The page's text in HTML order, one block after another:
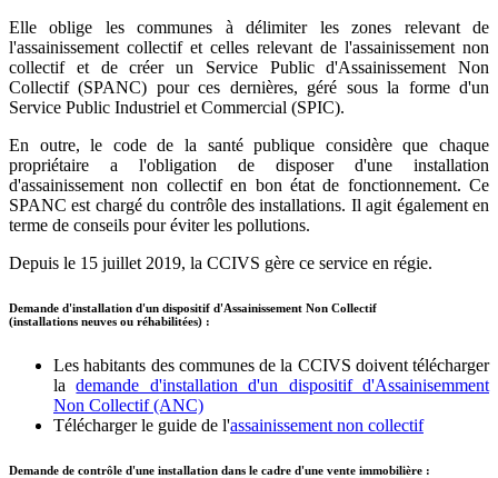
Elle oblige les communes à délimiter les zones relevant de
l'assainissement collectif et celles relevant de l'assainissement non
collectif et de créer un Service Public d'Assainissement Non
Collectif (SPANC) pour ces dernières, géré sous la forme d'un
Service Public Industriel et Commercial (SPIC).
En outre, le code de la santé publique considère que chaque
propriétaire a l'obligation de disposer d'une installation
d'assainissement non collectif en bon état de fonctionnement. Ce
SPANC est chargé du contrôle des installations. Il agit également en
terme de conseils pour éviter les pollutions.
Depuis le 15 juillet 2019, la CCIVS gère ce service en régie.
Demande d'installation d'un dispositif d'Assainissement Non Collectif
(installations neuves ou réhabilitées) :
Les habitants des communes de la CCIVS doivent télécharger
lademande d'installation d'un dispositif d'Assainisemment
Non Collectif (ANC)
Télécharger le guide de l'assainissement non collectif
Demande de contrôle d'une installation dans le cadre d'une vente immobilière :